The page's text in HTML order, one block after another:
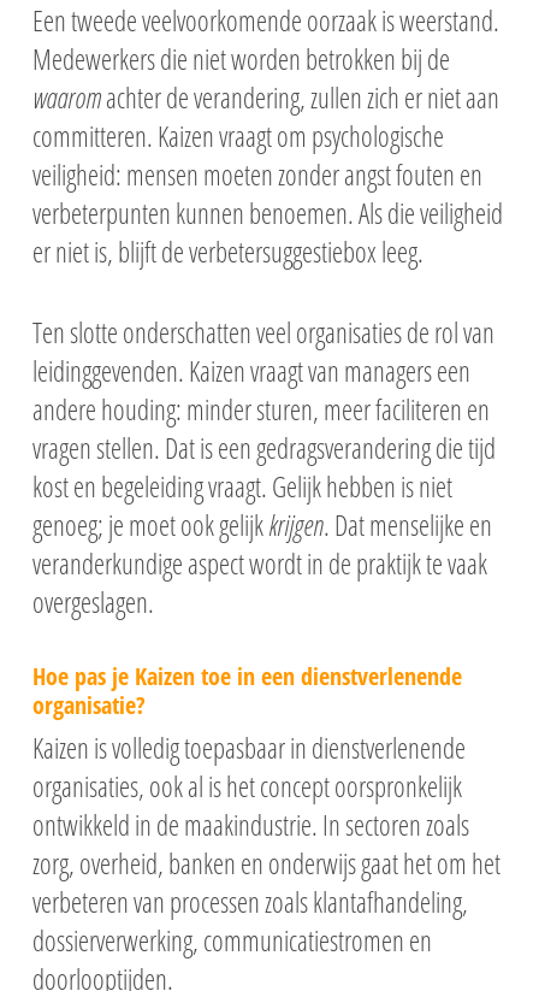
Een tweede veelvoorkomende oorzaak is weerstand.
Medewerkers die niet worden betrokken bij de
waaromachter de verandering, zullen zich er niet aan
committeren. Kaizen vraagt om psychologische
veiligheid: mensen moeten zonder angst fouten en
verbeterpunten kunnen benoemen. Als die veiligheid
er niet is, blijft de verbetersuggestiebox leeg.
Ten slotte onderschatten veel organisaties de rol van
leidinggevenden. Kaizen vraagt van managers een
andere houding: minder sturen, meer faciliteren en
vragen stellen. Dat is een gedragsverandering die tijd
kost en begeleiding vraagt. Gelijk hebben is niet
genoeg; je moet ook gelijkkrijgen. Dat menselijke en
veranderkundige aspect wordt in de praktijk te vaak
overgeslagen.
Hoe pas je Kaizen toe in een dienstverlenende
organisatie?
Kaizen is volledig toepasbaar in dienstverlenende
organisaties, ook al is het concept oorspronkelijk
ontwikkeld in de maakindustrie. In sectoren zoals
zorg, overheid, banken en onderwijs gaat het om het
verbeteren van processen zoals klantafhandeling,
dossierverwerking, communicatiestromen en
doorlooptijden.
Examen en
Lean
Lean Yellow Belt E-
Lean Orange Belt
Lean Green Belt
Lean Six Sigma
Lean Six Sigma
E-learning
Lean Six Sigma
Leidinggeven aan
Leidinggeven aan
Effectief beïnvloeden